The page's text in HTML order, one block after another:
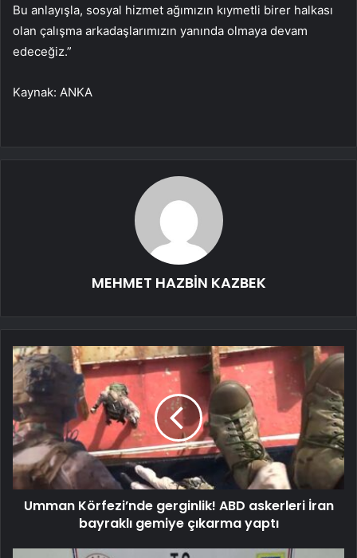
Bu anlayışla, sosyal hizmet ağımızın kıymetli birer halkası
olan çalışma arkadaşlarımızın yanında olmaya devam
edeceğiz.”
Kaynak: ANKA
MEHMET HAZBİN KAZBEK
Umman Körfezi’nde gerginlik! ABD askerleri İran
bayraklı gemiye çıkarma yaptı